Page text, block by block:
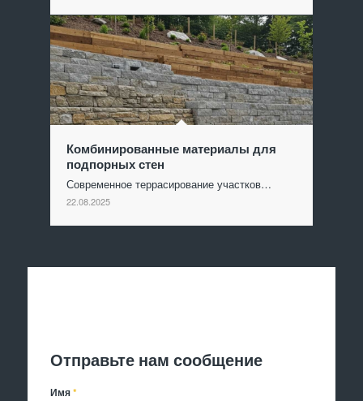
Комбинированные материалы для
подпорных стен
Современное террасирование участков…
22.08.2025
Отправьте нам сообщение
Имя*